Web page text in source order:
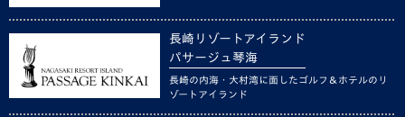
長崎リゾートアイランド
パサージュ琴海
長崎の内海・大村湾に面したゴルフ＆ホテルのリ
ゾートアイランド